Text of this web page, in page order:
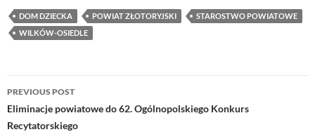
DOM DZIECKA POWIAT ZŁOTORYJSKI
STAROSTWO POWIATOWE
WILKÓW-OSIEDLE
Post
navigation
PREVIOUS POST
Eliminacje powiatowe do 62. Ogólnopolskiego Konkurs
Recytatorskiego